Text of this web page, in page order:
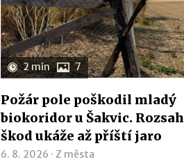
2 min 7
Požár pole poškodil mladý
biokoridor u Šakvic. Rozsah
škod ukáže až příští jaro
6. 8. 2026 · Z města